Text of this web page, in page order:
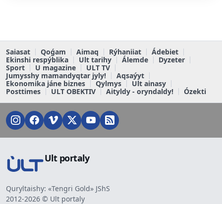
Saiasat Qoǵam Aimaq Rýhaniiat
Ádebiet
Ekinshi respýblika
Ult tarihy Álemde
Dyzeter
Sport
U magazine
ULT TV
Jumysshy mamandyqtar jyly!
Aqsaýyt
Ekonomika jáne biznes
Qylmys
Ult ainasy
Posttimes
ULT OBEKTIV Aityldy - oryndaldy! Ózekti
Ult portaly
Quryltaishy: «Tengri Gold» JShS
2012-2026 © Ult portaly